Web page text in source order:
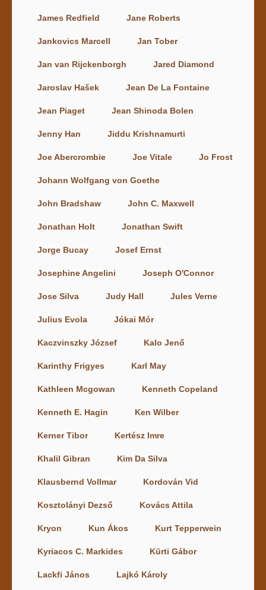
James Redfield Jane Roberts
Jankovics Marcell Jan Tober
Jan van Rijckenborgh Jared Diamond
Jaroslav Hašek Jean De La Fontaine
Jean Piaget Jean Shinoda Bolen
Jenny Han Jiddu Krishnamurti
Joe Abercrombie Joe Vitale Jo Frost
Johann Wolfgang von Goethe
John Bradshaw John C. Maxwell
Jonathan Holt Jonathan Swift
Jorge Bucay Josef Ernst
Josephine Angelini Joseph O'Connor
Jose Silva Judy Hall Jules Verne
Julius Evola Jókai Mór
Kaczvinszky József Kalo Jenő
Karinthy Frigyes Karl May
Kathleen Mcgowan Kenneth Copeland
Kenneth E. Hagin Ken Wilber
Kerner Tibor Kertész Imre
Khalil Gibran Kim Da Silva
Klausbernd Vollmar Kordován Vid
Kosztolányi Dezső Kovács Attila
Kryon Kun Ákos Kurt Tepperwein
Kyriacos C. Markides Kürti Gábor
Lackfi János Lajkó Károly